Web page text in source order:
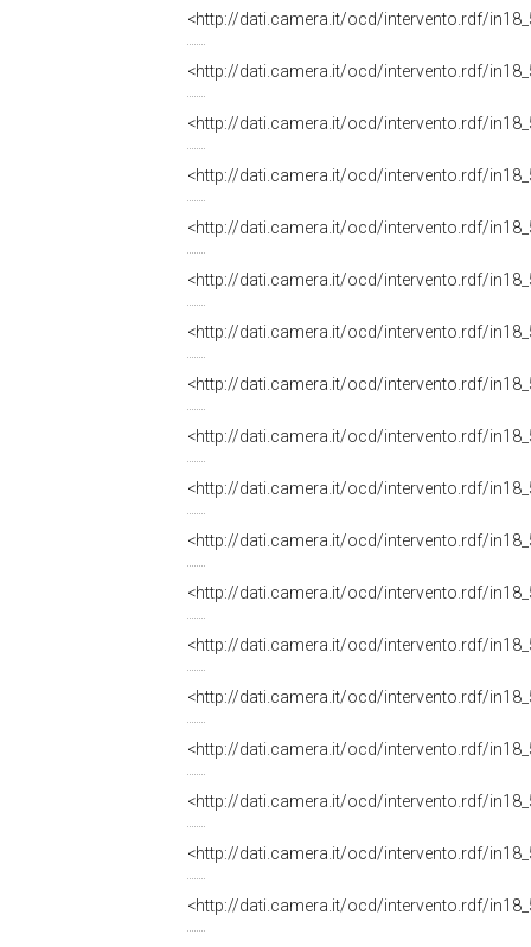
<http://dati.camera.it/ocd/intervento.rdf/
<http://dati.camera.it/ocd/intervento.rdf/
<http://dati.camera.it/ocd/intervento.rdf/
<http://dati.camera.it/ocd/intervento.rdf/
<http://dati.camera.it/ocd/intervento.rdf/
<http://dati.camera.it/ocd/intervento.rdf/
<http://dati.camera.it/ocd/intervento.rdf/
<http://dati.camera.it/ocd/intervento.rdf/
<http://dati.camera.it/ocd/intervento.rdf/
<http://dati.camera.it/ocd/intervento.rdf/
<http://dati.camera.it/ocd/intervento.rdf/
<http://dati.camera.it/ocd/intervento.rdf/
<http://dati.camera.it/ocd/intervento.rdf/
<http://dati.camera.it/ocd/intervento.rdf/
<http://dati.camera.it/ocd/intervento.rdf/
<http://dati.camera.it/ocd/intervento.rdf/
<http://dati.camera.it/ocd/intervento.rdf/
<http://dati.camera.it/ocd/intervento.rdf/